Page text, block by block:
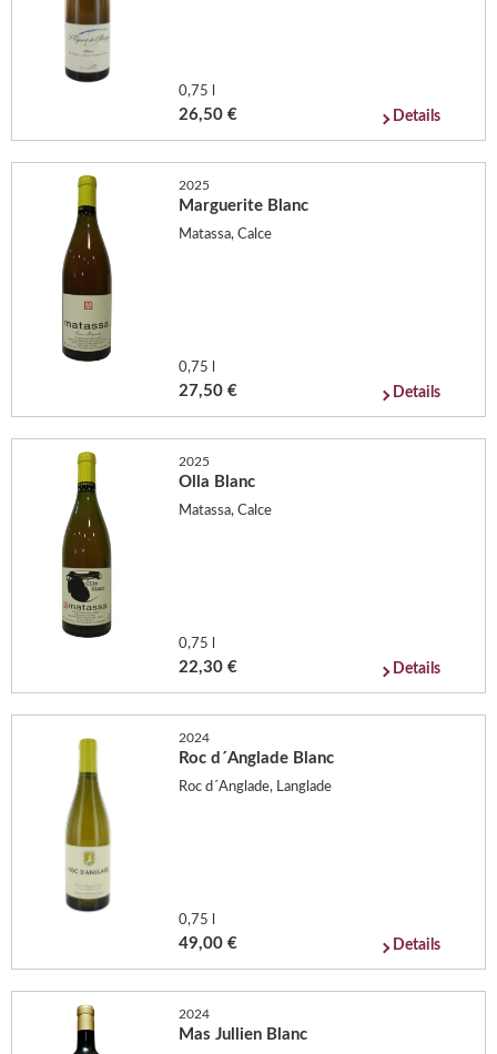
0,75 l
26,50 € Details
2025
Marguerite Blanc
Matassa, Calce
0,75 l
27,50 € Details
2025
Olla Blanc
Matassa, Calce
0,75 l
22,30 € Details
2024
Roc d´Anglade Blanc
Roc d´Anglade, Langlade
0,75 l
49,00 € Details
2024
Mas Jullien Blanc